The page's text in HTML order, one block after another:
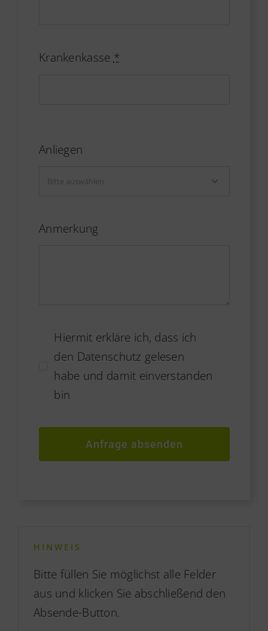
Krankenkasse*
Anliegen
Anmerkung
Hiermit erkläre ich, dass ich
den Datenschutz gelesen
habe und damit einverstanden
bin
Anfrage absenden
HINWEIS
Bitte füllen Sie möglichst alle Felder
aus und klicken Sie abschließend den
Absende-Button.